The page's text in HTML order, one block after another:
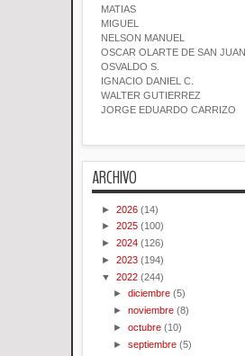
MATIAS
MIGUEL
NELSON MANUEL
OSCAR OLARTE DE SAN JUAN
OSVALDO S.
IGNACIO DANIEL C.
WALTER GUTIERREZ
JORGE EDUARDO CARRIZO
ARCHIVO
► 2026 (14)
► 2025 (100)
► 2024 (126)
► 2023 (194)
▼ 2022 (244)
►diciembre (5)
►noviembre (8)
►octubre (10)
►septiembre (5)